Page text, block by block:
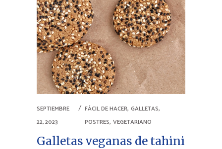
SEPTIEMBRE
22, 2023
FÁCIL DE HACER,GALLETAS,
POSTRES,VEGETARIANO
Galletas veganas de tahini